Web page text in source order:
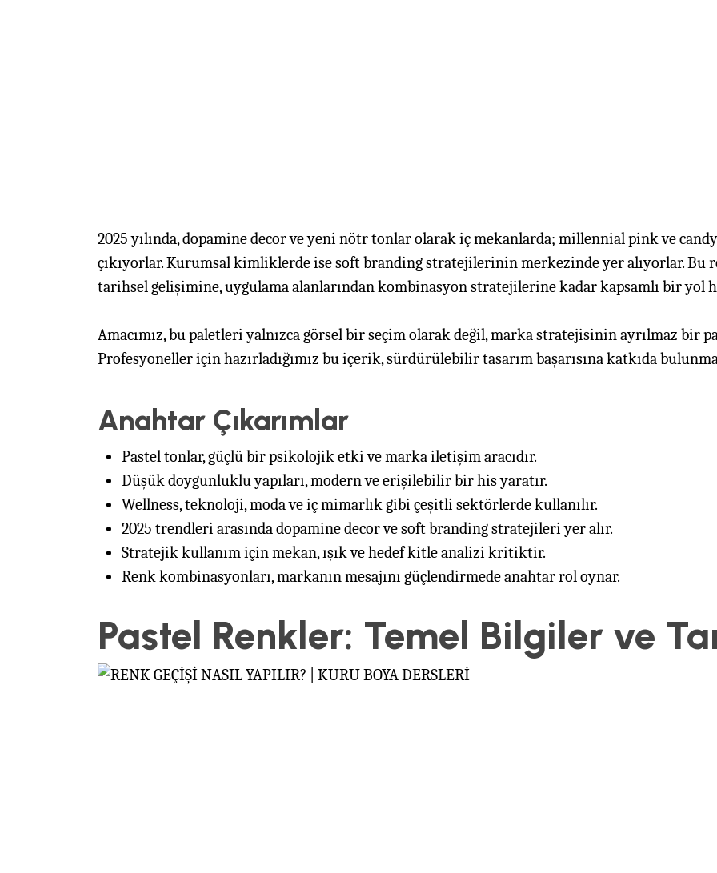
2025 yılında, dopamine decor ve yeni nötr tonlar olarak iç mekanlarda; millennial pink ve
çıkıyorlar. Kurumsal kimliklerde ise soft branding stratejilerinin merkezinde yer alıyorlar. Bu
tarihsel gelişimine, uygulama alanlarından kombinasyon stratejilerine kadar kapsamlı bir yol
Amacımız, bu paletleri yalnızca görsel bir seçim olarak değil, marka stratejisinin ayrılmaz bir
Profesyoneller için hazırladığımız bu içerik, sürdürülebilir tasarım başarısına katkıda
Anahtar Çıkarımlar
Pastel tonlar, güçlü bir psikolojik etki ve marka iletişim aracıdır.
Düşük doygunluklu yapıları, modern ve erişilebilir bir his yaratır.
Wellness, teknoloji, moda ve iç mimarlık gibi çeşitli sektörlerde kullanılır.
2025 trendleri arasında dopamine decor ve soft branding stratejileri yer alır.
Stratejik kullanım için mekan, ışık ve hedef kitle analizi kritiktir.
Renk kombinasyonları, markanın mesajını güçlendirmede anahtar rol oynar.
Pastel Renkler: Temel Bilgiler ve